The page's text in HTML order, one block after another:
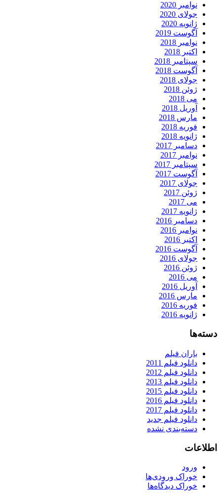
نوامبر 2020
جولای 2020
ژانویه 2020
آگوست 2019
نوامبر 2018
اکتبر 2018
سپتامبر 2018
آگوست 2018
جولای 2018
ژوئن 2018
می 2018
آوریل 2018
مارس 2018
فوریه 2018
ژانویه 2018
دسامبر 2017
نوامبر 2017
سپتامبر 2017
آگوست 2017
جولای 2017
ژوئن 2017
می 2017
ژانویه 2017
دسامبر 2016
نوامبر 2016
اکتبر 2016
آگوست 2016
جولای 2016
ژوئن 2016
می 2016
آوریل 2016
مارس 2016
فوریه 2016
ژانویه 2016
دسته‌ها
باران فیلم
دانلود فیلم 2011
دانلود فیلم 2012
دانلود فیلم 2013
دانلود فیلم 2015
دانلود فیلم 2016
دانلود فیلم 2017
دانلود فیلم جدید
دسته‌بندی نشده
اطلاعات
ورود
خوراک ورودی‌ها
خوراک دیدگاه‌ها